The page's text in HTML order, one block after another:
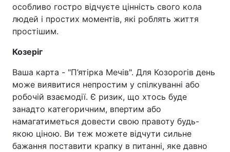
особливо гостро відчуєте цінність свого кола
людей і простих моментів, які роблять життя
простішим.
Козеріг
Ваша карта - "П’ятірка Мечів". Для Козорогів день
може виявитися непростим у спілкуванні або
робочій взаємодії. Є ризик, що хтось буде
занадто категоричним, впертим або
намагатиметься довести свою правоту будь-
якою ціною. Ви теж можете відчути сильне
бажання поставити крапку в питанні, яке давно